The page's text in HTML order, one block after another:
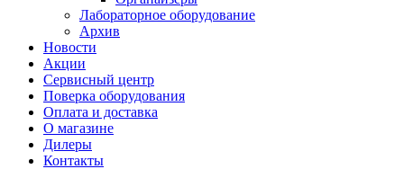
Лабораторное оборудование
Архив
Новости
Акции
Сервисный центр
Поверка оборудования
Оплата и доставка
О магазине
Дилеры
Контакты